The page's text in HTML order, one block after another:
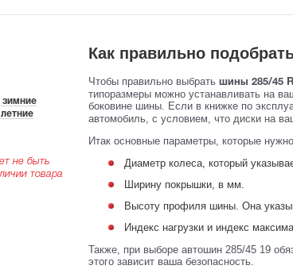
зимние
не быть
товара
Как правильно
Чтобы правильно выбрать шины 285/45
типоразмеры можно устанавливать на
боковине шины. Если в книжке по
автомобиль, с условием, что диски на
Итак основные параметры, которые
Диаметр колеса, который
Ширину покрышки, в мм.
Высоту профиля шины. Она
Индекс нагрузки и индекс
Также, при выборе автошин 285/45 19
этого зависит ваша безопасность.